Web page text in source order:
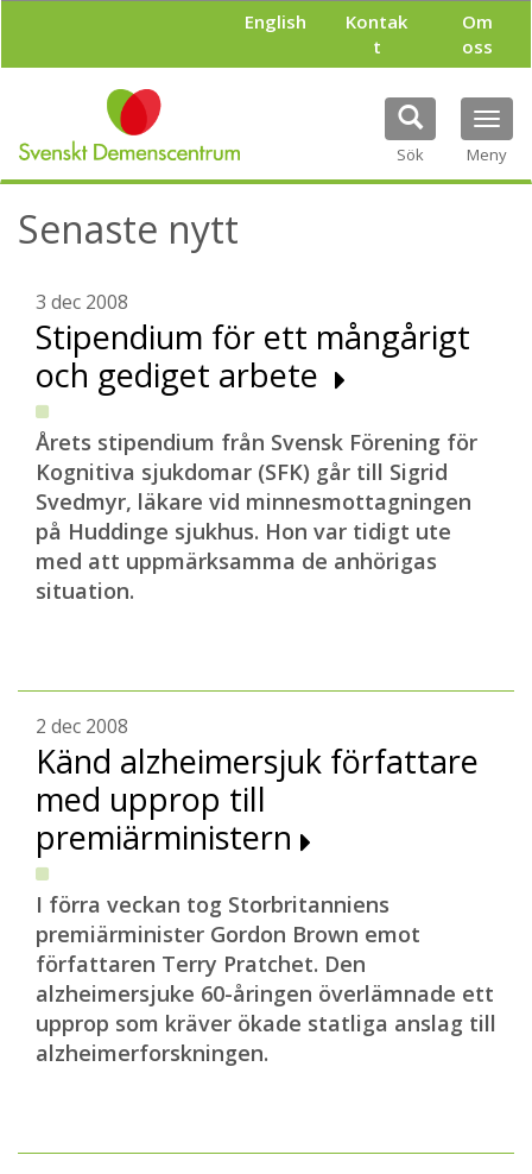
l
English
Kontak
t
Om
oss
Sök Meny
Senaste nytt
3 dec 2008
Stipendium för ett mångårigt
och gediget arbete
Årets stipendium från Svensk Förening för
Kognitiva sjukdomar (SFK) går till Sigrid
Svedmyr, läkare vid minnesmottagningen
på Huddinge sjukhus. Hon var tidigt ute
med att uppmärksamma de anhörigas
situation.
2 dec 2008
Känd alzheimersjuk författare
med upprop till
premiärministern
I förra veckan tog Storbritanniens
premiärminister Gordon Brown emot
författaren Terry Pratchet. Den
alzheimersjuke 60-åringen överlämnade ett
upprop som kräver ökade statliga anslag till
alzheimerforskningen.